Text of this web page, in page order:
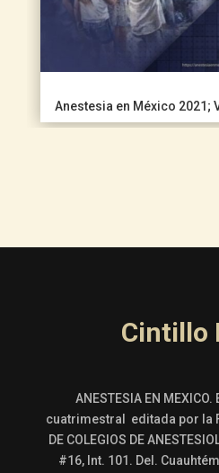
Anestesia en México 2021;
Cintillo
ANESTESIA EN
cuatrimestral editada por la
DE COLEGIOS DE
#16, Int. 101. Del.